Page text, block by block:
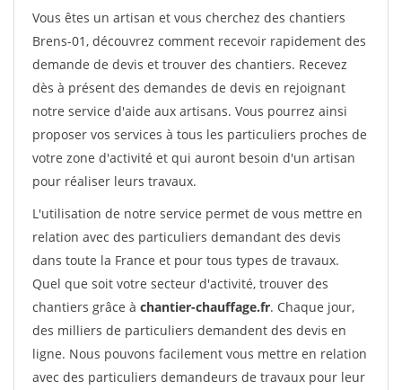
Vous êtes un artisan et vous cherchez des chantiers
Brens-01, découvrez comment recevoir rapidement des
demande de devis et trouver des chantiers. Recevez
dès à présent des demandes de devis en rejoignant
notre service d'aide aux artisans. Vous pourrez ainsi
proposer vos services à tous les particuliers proches de
votre zone d'activité et qui auront besoin d'un artisan
pour réaliser leurs travaux.
L'utilisation de notre service permet de vous mettre en
relation avec des particuliers demandant des devis
dans toute la France et pour tous types de travaux.
Quel que soit votre secteur d'activité, trouver des
chantiers grâce à chantier-chauffage.fr. Chaque jour,
des milliers de particuliers demandent des devis en
ligne. Nous pouvons facilement vous mettre en relation
avec des particuliers demandeurs de travaux pour leur